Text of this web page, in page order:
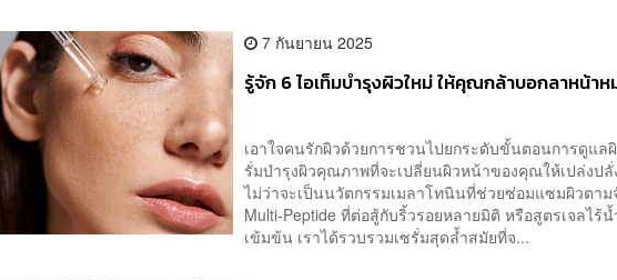
7 กันยายน 2025
รู้จัก 6 ไอเท็มบำรุงผิวใหม่ ให้คุณกล้าบอกลาหน้าห
เอาใจคนรักผิวด้วยการชวนไปยกระดับขั้นตอนการดูแล
รั่มบำรุงผิวคุณภาพที่จะเปลี่ยนผิวหน้าของคุณให้เปล่งป
ไม่ว่าจะเป็นนวัตกรรมเมลาโทนินที่ช่วยซ่อมแซมผิวตาม
Multi-Peptide ที่ต่อสู้กับริ้วรอยหลายมิติ หรือสูตรเจลไ
เข้มข้น เราได้รวบรวมเซรั่มสุดล้ำสมัยที่จ...